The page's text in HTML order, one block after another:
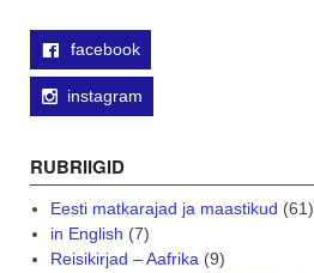
facebook
instagram
RUBRIIGID
Eesti matkarajad ja maastikud (61)
in English (7)
Reisikirjad – Aafrika(9)